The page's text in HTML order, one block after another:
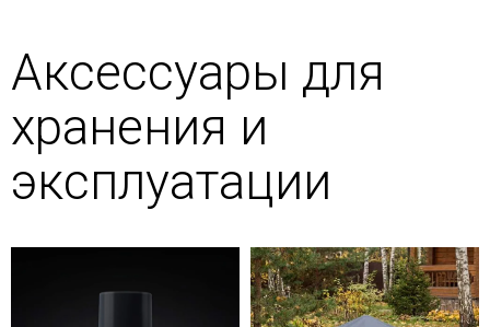
Аксессуары для
хранения и
эксплуатации